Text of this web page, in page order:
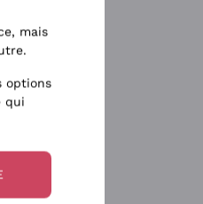
mais
options
qui